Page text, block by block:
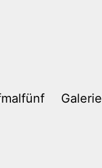
Galerie